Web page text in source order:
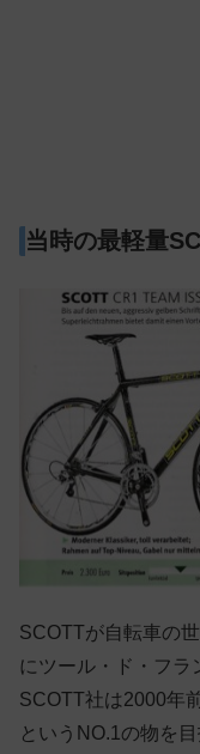
当時の最軽量
SCOTTが自転車の
にツール・ド・フラ
SCOTT社は2000年
というNO.1の物を